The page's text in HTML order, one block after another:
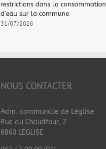
restrictions dans la consommation
d’eau sur la commune
31/07/2026
NOUS CONTACTER
Adm. communale de Léglise
Rue du Chaudfour, 2
6860 LEGLISE